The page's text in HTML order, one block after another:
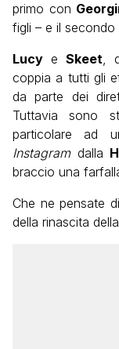
primo con
figli – e il secondo
Lucy e Skeet,
coppia a tutti gli
da parte dei
Tuttavia sono
particolare ad
Instagramdalla
braccio una
Che ne pensate
della rinascita della